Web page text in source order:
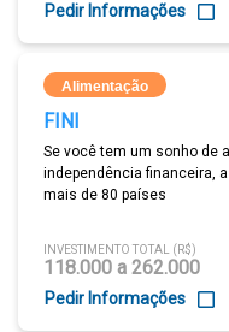
Pedir Informações
Alimentação
FINI
Se você tem um sonho de
independência financeira,
mais de 80 países
INVESTIMENTO TOTAL (R$)
118.000 a 262.000
Pedir Informações